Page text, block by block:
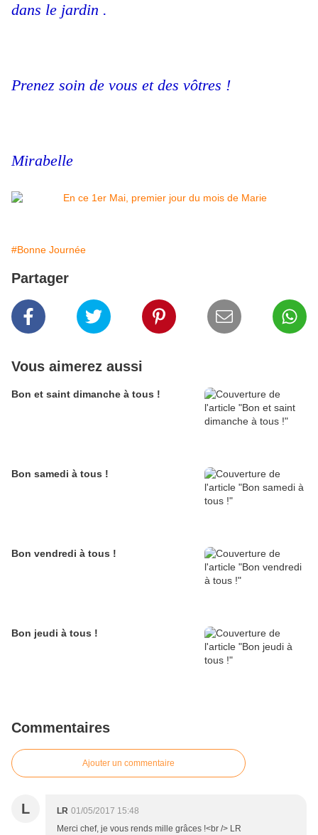
dans le jardin .
Prenez soin de vous et des vôtres !
Mirabelle
#Bonne Journée
Partager
Vous aimerez aussi
Bon et saint dimanche à tous !
Bon samedi à tous !
Bon vendredi à tous !
Bon jeudi à tous !
Commentaires
Ajouter un commentaire
L LR 01/05/2017 15:48
Merci chef, je vous rends mille grâces !<br /> LR